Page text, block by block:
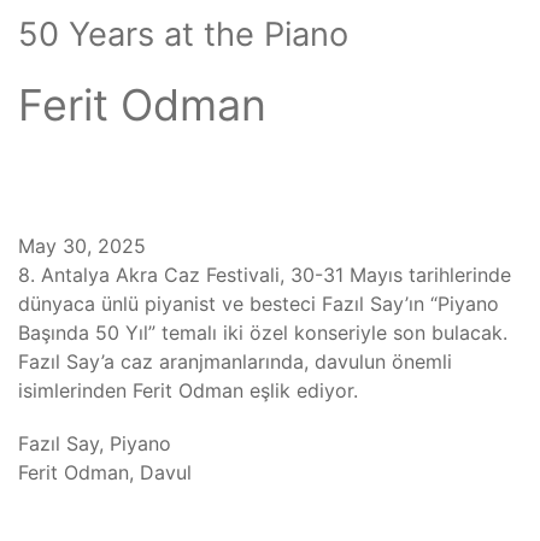
50 Years at the Piano
Ferit Odman
May 30, 2025
8. Antalya Akra Caz Festivali, 30-31 Mayıs tarihlerinde
dünyaca ünlü piyanist ve besteci Fazıl Say’ın “Piyano
Başında 50 Yıl” temalı iki özel konseriyle son bulacak.
Fazıl Say’a caz aranjmanlarında, davulun önemli
isimlerinden Ferit Odman eşlik ediyor.
Fazıl Say, Piyano
Ferit Odman, Davul